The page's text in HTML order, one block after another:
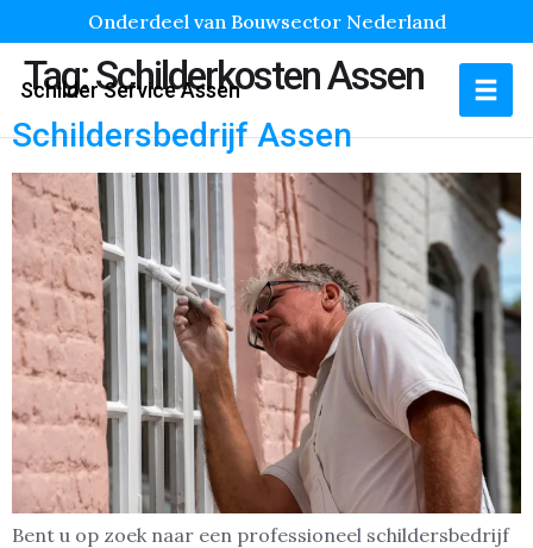
Onderdeel van Bouwsector Nederland
Schilder Service Assen
Tag:Schilderkosten Assen
Schildersbedrijf Assen
Bent u op zoek naar een professioneel schildersbedrijf